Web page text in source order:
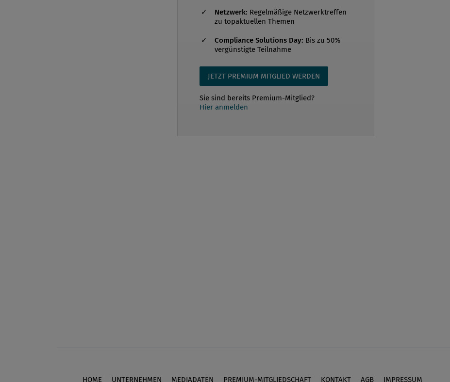
Netzwerk: Regelmäßige Netzwerktreffen
zu topaktuellen Themen
Compliance Solutions Day: Bis zu 50%
vergünstigte Teilnahme
JETZT PREMIUM MITGLIED WERDEN
Sie sind bereits Premium-Mitglied?
Hier anmelden
HOME UNTERNEHMEN MEDIADATEN PREMIUM-MITGLIEDSCHAFT KONTAKT AGB IMPRESSUM